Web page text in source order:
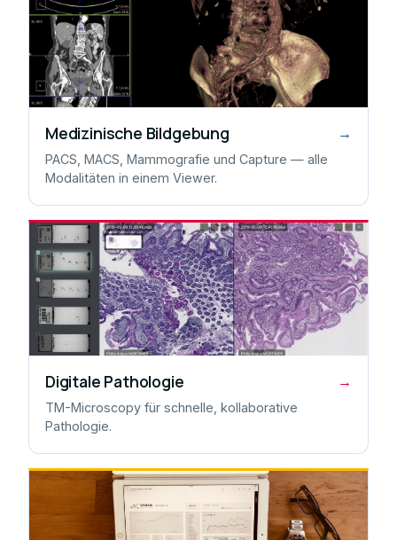
Medizinische Bildgebung →
PACS, MACS, Mammografie und Capture — alle
Modalitäten in einem Viewer.
Digitale Pathologie →
TM-Microscopy für schnelle, kollaborative
Pathologie.